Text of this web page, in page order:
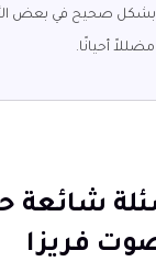
بشكل صحيح في بعض
أحيانًا.
4: أسئلة
فريزا